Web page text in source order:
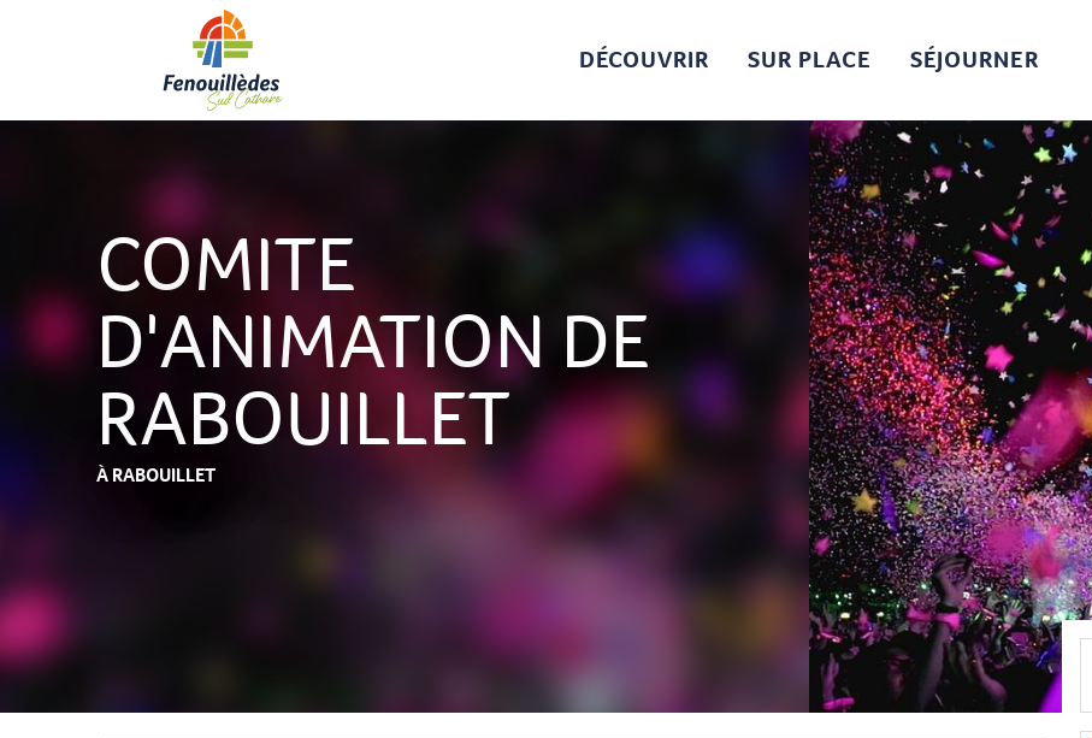
DÉCOUVRIR SUR PLACE SÉJOURNER
COMITE
D'ANIMATION DE
RABOUILLET
À RABOUILLET